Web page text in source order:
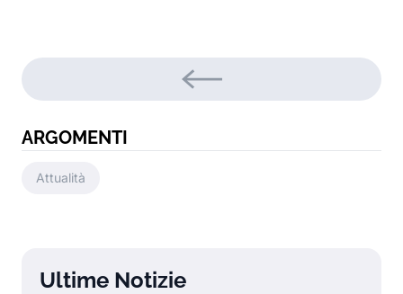
ARGOMENTI
Attualità
Ultime Notizie